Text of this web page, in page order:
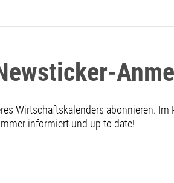
Wirtschaftskalenders abonnieren.
informiert und up to date!